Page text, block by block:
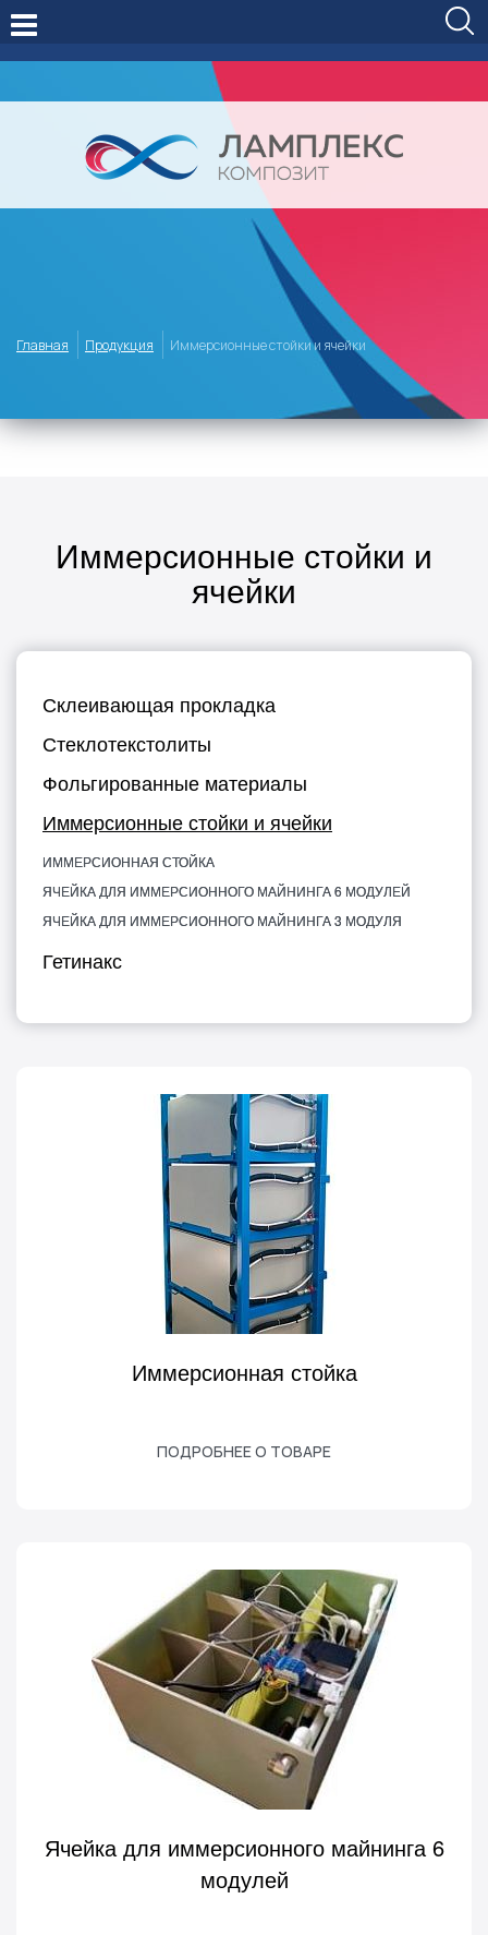
Главная Продукция Иммерсионные стойки и ячейки
Иммерсионные стойки и
ячейки
Склеивающая прокладка
Стеклотекстолиты
Фольгированные материалы
Иммерсионные стойки и ячейки
ИММЕРСИОННАЯ СТОЙКА
ЯЧЕЙКА ДЛЯ ИММЕРСИОННОГО МАЙНИНГА 6 МОДУЛЕЙ
ЯЧЕЙКА ДЛЯ ИММЕРСИОННОГО МАЙНИНГА 3 МОДУЛЯ
Гетинакс
Иммерсионная стойка
ПОДРОБНЕЕ О ТОВАРЕ
Ячейка для иммерсионного майнинга 6
модулей